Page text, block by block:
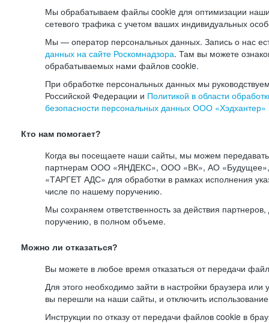
Мы обрабатываем файлы cookie для оптимизации
сетевого трафика с учетом ваших индивидуальных
Мы — оператор персональных данных. Запись о нас
данных на сайте Роскомнадзора. Там вы можете
обрабатываемых нами файлов cookie.
При обработке персональных данных мы
Российской Федерации и Политикой в области
безопасности персональных данных ООО «Хэдхантер»
Кто нам помогает?
Когда вы посещаете наши сайты, мы можем
партнерам ООО «ЯНДЕКС», ООО «ВК», АО
«ТАРГЕТ АДС» для обработки в рамках исполнения
числе по нашему поручению.
Мы сохраняем ответственность за действия
поручению, в полном объеме.
Можно ли отказаться?
Вы можете в любое время отказаться от передачи
Для этого необходимо зайти в настройки браузера или
вы перешли на наши сайты, и отключить
Инструкции по отказу от передачи файлов cookie в